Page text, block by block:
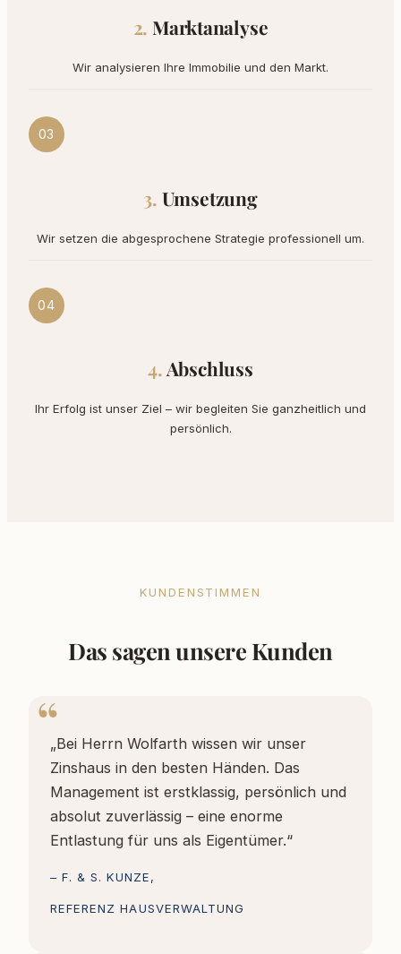
Marktanalyse
Wir analysieren Ihre Immobilie und den Markt.
03
Umsetzung
Wir setzen die abgesprochene Strategie professionell um.
04
Abschluss
Ihr Erfolg ist unser Ziel – wir begleiten Sie ganzheitlich und
persönlich.
KUNDENSTIMMEN
Das sagen unsere Kunden
„Bei Herrn Wolfarth wissen wir unser
Zinshaus in den besten Händen. Das
Management ist erstklassig, persönlich und
absolut zuverlässig – eine enorme
Entlastung für uns als Eigentümer.“
– F. & S. KUNZE,
REFERENZ HAUSVERWALTUNG